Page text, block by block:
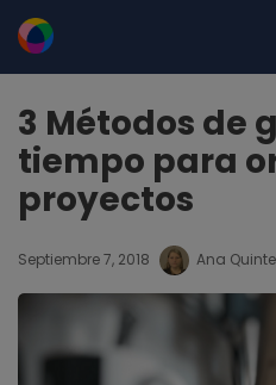
3 Métodos de
tiempo para
proyectos
Septiembre 7, 2018 Ana